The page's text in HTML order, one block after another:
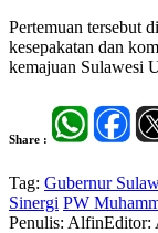
Pertemuan tersebut
kesepakatan dan
kemajuan Sulawesi
Share :
Tag: Gubernur
Sinergi PW
Penulis: AlfinEditor: